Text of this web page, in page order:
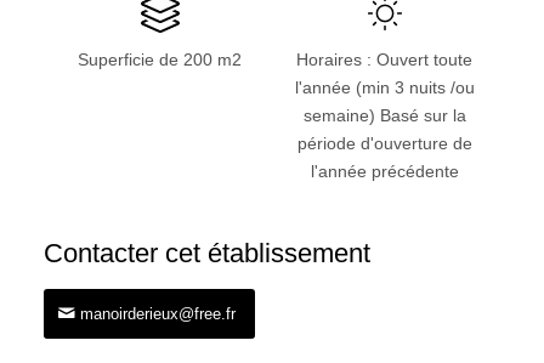
Superficie de 200 m2
Horaires : Ouvert toute
l'année (min 3 nuits /ou
semaine) Basé sur la
période d'ouverture de
l'année précédente
Contacter cet établissement
manoirderieux@free.fr